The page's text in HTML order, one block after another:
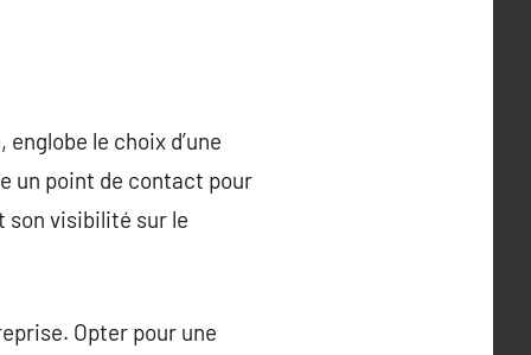
le choix d’une
un point de contact pour
son visibilité sur le
Opter pour une